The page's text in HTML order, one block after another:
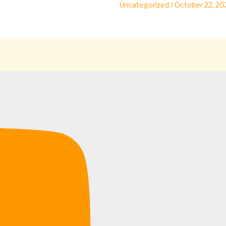
Uncategorized /October 22,